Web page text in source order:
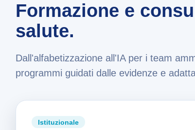
Formazione e
salute.
Dall'alfabetizzazione all'IA per i team
programmi guidati dalle evidenze e
Istituzionale